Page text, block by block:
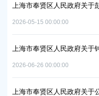
上海市奉贤区人民政府关于
2026-05-15 00:00:00
上海市奉贤区人民政府关
2026-06-26 00:00:00
上海市奉贤区人民政府关